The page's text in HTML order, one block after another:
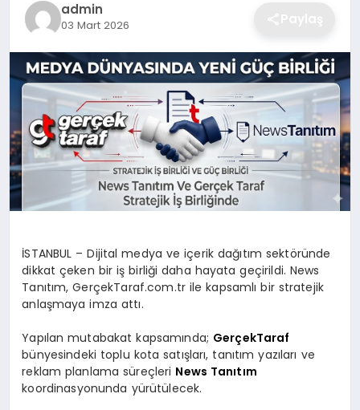
admin
03 Mart 2026
İSTANBUL – Dijital medya ve içerik dağıtım sektöründe
dikkat çeken bir iş birliği daha hayata geçirildi. News
Tanıtım, GerçekTaraf.com.tr ile kapsamlı bir stratejik
anlaşmaya imza attı.
Yapılan mutabakat kapsamında; GerçekTaraf
bünyesindeki toplu kota satışları, tanıtım yazıları ve
reklam planlama süreçleri News Tanıtım
koordinasyonunda yürütülecek.